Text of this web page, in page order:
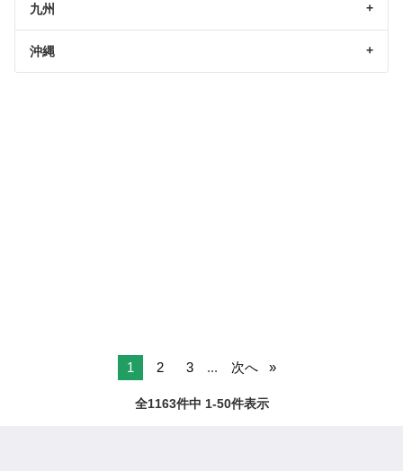
九州
沖縄
1 2 3 ... 次へ
全1163件中 1-50件表示